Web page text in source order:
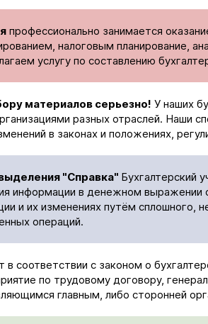
профессионально занимается
налоговым планирование,
услугу по составлению
материалов серьезно! У наших
разных отраслей. Наши
в законах и положениях,
"Справка" Бухгалтерский
информации в денежном выражении
и их изменениях путём сплошного,
операций.
в соответствии с законом о
по трудовому договору,
главным, либо сторонней